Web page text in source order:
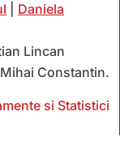
Daniela
Lincan
Constantin.